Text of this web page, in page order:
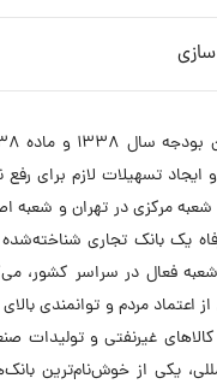
از ششم فروردین 1340 با افتتاح شعبه
یک بانک تجاری شناخته‌شده
9693 نیروی انسانی و در اختیار داشتن
از اعتماد مردم و توانمندی
غیرنفتی و تولیدات
یکی از خوش‌نام‌ترین